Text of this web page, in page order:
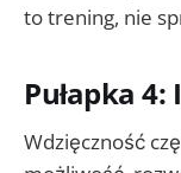
to trening, nie
Pułapka 4:
Wdzięczność